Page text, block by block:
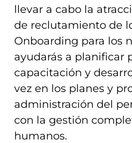
llevar a cabo la
de reclutamiento de
Onboarding para los
ayudarás a planificar
capacitación y
vez en los planes y
administración del
con la gestión
humanos.